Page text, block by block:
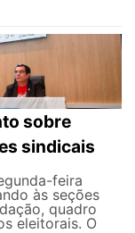
sobre
sindicais
feira
às seções
quadro
eleitorais. O